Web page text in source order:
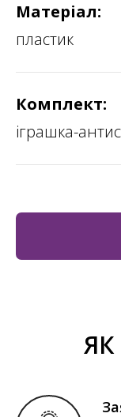
Матеріал:
пластик
Комплект:
іграшка-